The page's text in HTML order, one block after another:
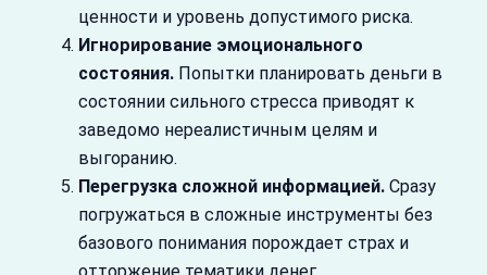
ценности и уровень допустимого риска.
Игнорирование эмоционального
состояния. Попытки планировать деньги в
состоянии сильного стресса приводят к
заведомо нереалистичным целям и
выгоранию.
Перегрузка сложной информацией. Сразу
погружаться в сложные инструменты без
базового понимания порождает страх и